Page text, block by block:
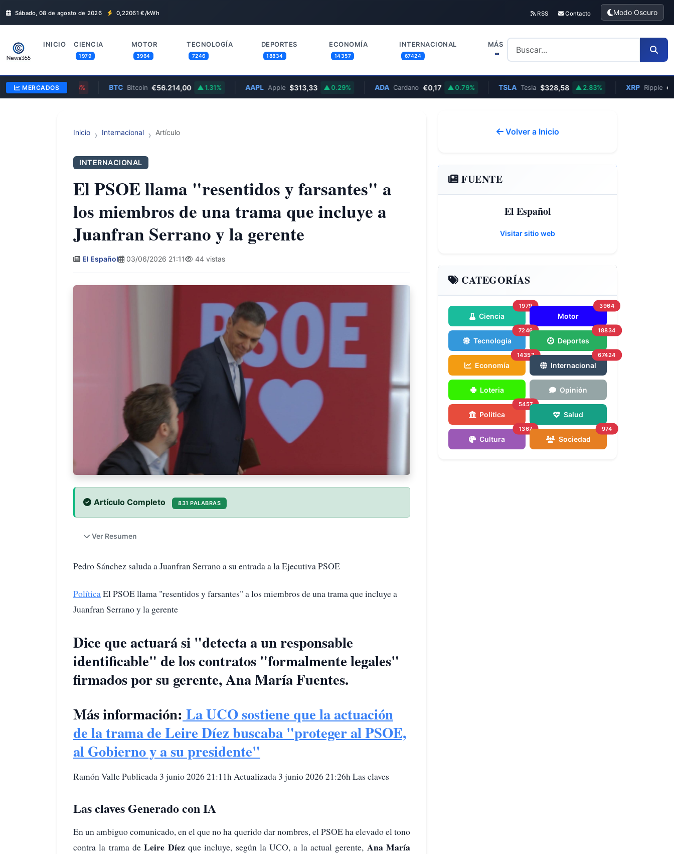
Sábado, 08 de agosto de 2026 0,22061 €/kWh RSS Contacto Modo Oscuro
INICIO CIENCIA
1979
MOTOR
3964
TECNOLOGÍA
7246
DEPORTES
18834
ECONOMÍA
14357
INTERNACIONAL
67424
MÁS
MERCADOS
$354,30 0.96% Bitcoin €56.214,00 1.31% AAPL Apple $313,33 0.29% Cardano €0,17 0.79% TSLA Tesla $328,58 2.83% Ripple €0,89
Inicio Internacional Artículo
INTERNACIONAL
El PSOE llama "resentidos y farsantes" a
los miembros de una trama que incluye a
Juanfran Serrano y la gerente
El Español 03/06/2026 21:11 44 vistas
Artículo Completo 831 PALABRAS
Ver Resumen
Pedro Sánchez saluda a Juanfran Serrano a su entrada a la Ejecutiva PSOE
Política El PSOE llama "resentidos y farsantes" a los miembros de una trama que incluye a
Juanfran Serrano y la gerente
Dice que actuará si "detecta a un responsable
identificable" de los contratos "formalmente legales"
firmados por su gerente, Ana María Fuentes.
Más información: La UCO sostiene que la actuación
de la trama de Leire Díez buscaba "proteger al PSOE,
al Gobierno y a su presidente"
Ramón Valle Publicada 3 junio 2026 21:11h Actualizada 3 junio 2026 21:26h Las claves
Las claves Generado con IA
En un ambiguo comunicado, en el que no ha querido dar nombres, el PSOE ha elevado el tono
contra la trama deLeire Díez que incluye, según la UCO, a la actual gerente, Ana María
Volver a Inicio
FUENTE
El Español
Visitar sitio web
CATEGORÍAS
Ciencia
1979
Motor
3964
Tecnología
7246
Deportes
18834
Economía
14357
Internacional
67424
Loteria Opinión
Política
5457
Salud
Cultura
1367
Sociedad
974